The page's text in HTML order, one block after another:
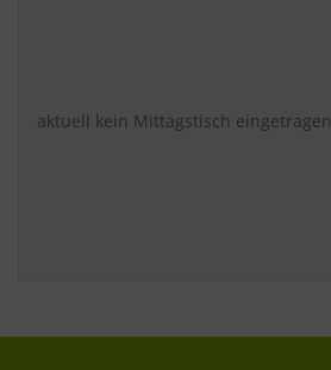
aktuell kein Mittagstisch eingetragen